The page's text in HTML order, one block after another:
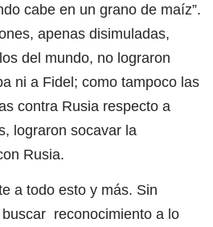
cabe en un grano de maíz”.
apenas disimuladas,
del mundo, no lograron
ni a Fidel; como tampoco las
contra Rusia respecto a
lograron socavar la
Rusia.
a todo esto y más. Sin
reconocimiento a lo